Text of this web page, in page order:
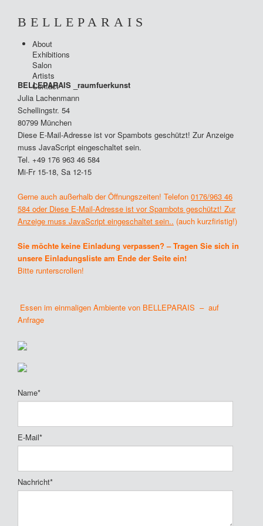
BELLEPARAIS
ABOUT
EXHIBITIONS
SALON
ARTISTS
CONTACT
About
Exhibitions
Salon
Artists
Contact
BELLEPARAIS _raumfuerkunst
Julia Lachenmann
Schellingstr. 54
80799 München
Diese E-Mail-Adresse ist vor Spambots geschützt! Zur Anzeige
muss JavaScript eingeschaltet sein.
Tel. +49 176 963 46 584
Mi-Fr 15-18, Sa 12-15
Gerne auch außerhalb der Öffnungszeiten! Telefon 0176/963 46
584 oder Diese E-Mail-Adresse ist vor Spambots geschützt! Zur
Anzeige muss JavaScript eingeschaltet sein.. (auch kurzfiristig!)
Sie möchte keine Einladung verpassen? – Tragen Sie sich in
unsere Einladungsliste am Ende der Seite ein!
Bitte runterscrollen!
Essen im einmaligen Ambiente von BELLEPARAIS – auf
Anfrage
Name*
E-Mail*
Nachricht*